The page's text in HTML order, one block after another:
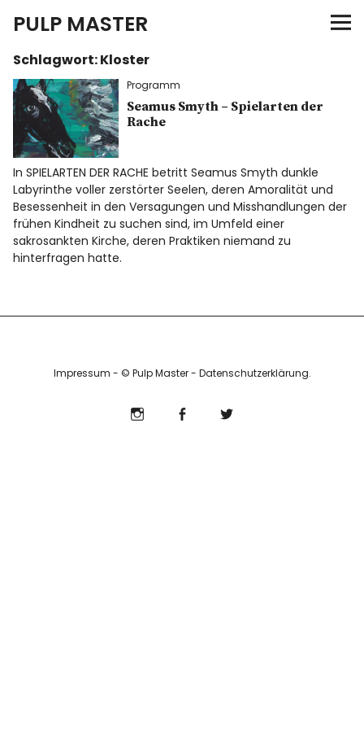
PULP MASTER
Programm
Verlag
Merch
News
Info
Schlagwort:Kloster
Programm
Seamus Smyth – Spielarten der
Rache
In SPIELARTEN DER RACHE betritt Seamus Smyth dunkle
Labyrinthe voller zerstörter Seelen, deren Amoralität und
Besessenheit in den Versagungen und Misshandlungen der
frühen Kindheit zu suchen sind, im Umfeld einer
sakrosankten Kirche, deren Praktiken niemand zu
hinterfragen hatte.
Impressum - © Pulp Master - Datenschutzerklärung